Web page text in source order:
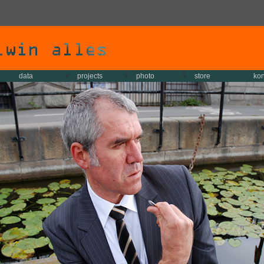
data projects photo store